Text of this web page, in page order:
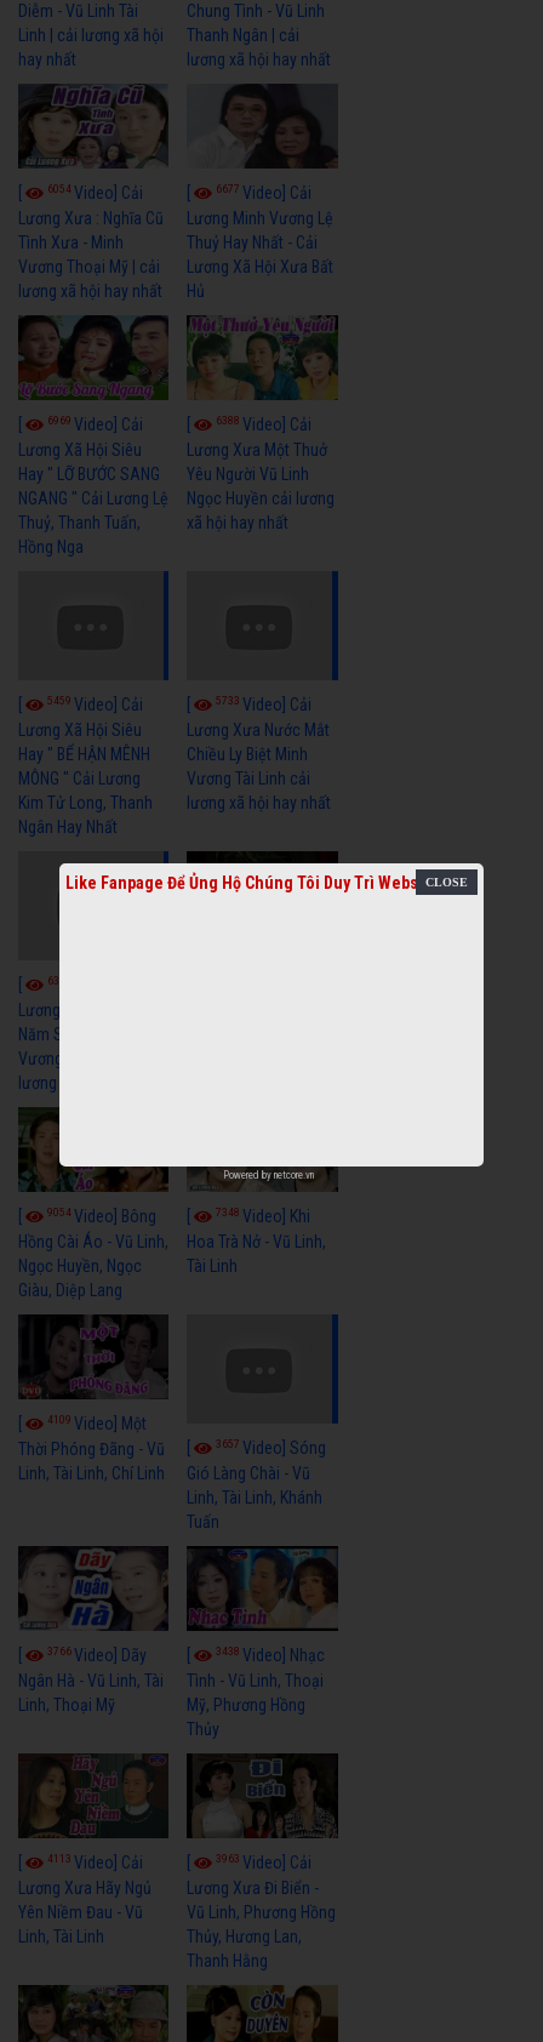
Diễm - Vũ Linh Tài
Linh | cải lương xã hội
hay nhất
Chung Tình - Vũ Linh
Thanh Ngân | cải
lương xã hội hay nhất
6054Video] Cải
Lương Xưa : Nghĩa Cũ
Tình Xưa - Minh
Vương Thoại Mỹ | cải
lương xã hội hay nhất
6677Video] Cải
Lương Minh Vương Lệ
Thuỷ Hay Nhất - Cải
Lương Xã Hội Xưa Bất
Hủ
6969 Video] Cải
Lương Xã Hội Siêu
Hay " LỠ BƯỚC SANG
NGANG " Cải Lương Lệ
Thuỷ, Thanh Tuấn,
Hồng Nga
6388Video] Cải
Lương Xưa Một Thuở
Yêu Người Vũ Linh
Ngọc Huyền cải lương
xã hội hay nhất
5459 Video] Cải
Lương Xã Hội Siêu
Hay " BỂ HẬN MÊNH
MÔNG " Cải Lương
Kim Tử Long, Thanh
Ngân Hay Nhất
5733Video] Cải
Lương Xưa Nước Mắt
Chiều Ly Biệt Minh
Vương Tài Linh cải
lương xã hội hay nhất
6322
Lương Xưa : Rồi 30
Năm Sau - Minh
Vương Lệ Thủy | cải
lương xã hội hay nhất
9054Video] Bông
Hồng Cài Áo - Vũ Linh,
Ngọc Huyền, Ngọc
Giàu, Diệp Lang
7348Video] Khi
Hoa Trà Nở - Vũ Linh,
Tài Linh
4109 Video] Một
Thời Phóng Đãng - Vũ
Linh, Tài Linh, Chí Linh
3657Video] Sóng
Gió Làng Chài - Vũ
Linh, Tài Linh, Khánh
Tuấn
3766Video] Dãy
Ngân Hà - Vũ Linh, Tài
Linh, Thoại Mỹ
3438Video] Nhạc
Tình - Vũ Linh, Thoại
Mỹ, Phương Hồng
Thủy
4113 Video] Cải
Lương Xưa Hãy Ngủ
Yên Niềm Đau - Vũ
Linh, Tài Linh
3963Video] Cải
Lương Xưa Đi Biển -
Vũ Linh, Phương Hồng
Thủy, Hương Lan,
Thanh Hằng
Like Fanpage Để Ủng Hộ Chúng Tôi Duy Trì Website
Powered by netcore.vn